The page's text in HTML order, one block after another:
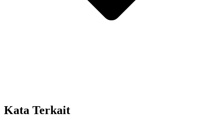
Kata Terkait